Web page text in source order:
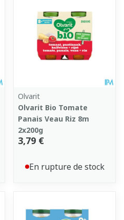
Olvarit
Olvarit Bio Tomate
Panais Veau Riz 8m
2x200g
3,79 €
En rupture de stock